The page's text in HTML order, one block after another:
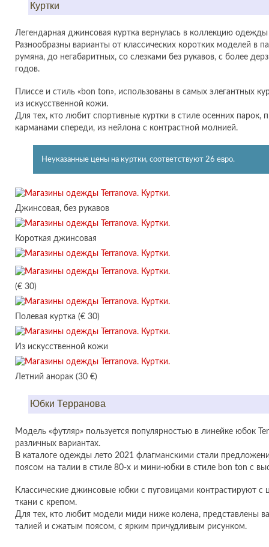
Куртки
Легендарная джинсовая куртка вернулась в коллекцию одежды
Разнообразны варианты от классических коротких моделей в
румяна, до негабаритных, со слезками без рукавов, с более
годов.
Плиссе и стиль «bon ton», использованы в самых элегантных
из искусственной кожи.
Для тех, кто любит спортивные куртки в стиле осенних парок,
карманами спереди, из нейлона с контрастной молнией.
Неуказанные цены на куртки, соответствуют 26 евро.
Джинсовая, без рукавов
Короткая джинсовая
(€ 30)
Полевая куртка (€ 30)
Из искусственной кожи
Летний анорак (30 €)
Юбки Терранова
Модель «футляр» пользуется популярностью в линейке юбок
различных вариантах.
В каталоге одежды лето 2021 флагманскими стали
поясом на талии в стиле 80-х и мини-юбки в стиле bon ton с
Классические джинсовые юбки с пуговицами контрастируют с
ткани с крепом.
Для тех, кто любит модели миди ниже колена, представлены
талией и сжатым поясом, с ярким причудливым рисунком.